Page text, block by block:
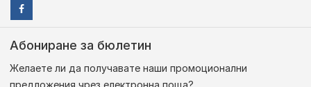
Абониране за бюлетин
Желаете ли да получавате наши промоционални
предложения чрез електронна поща?